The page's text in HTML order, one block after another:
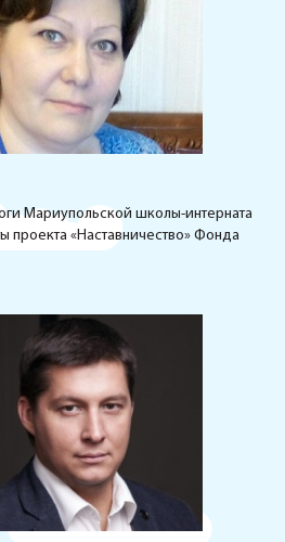
Мариупольской школы-интерната
проекта «Наставничество» Фонда